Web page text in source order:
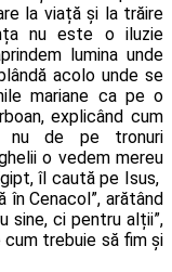
la viață și la trăire
nu este o iluzie
lumina unde
acolo unde se
mariane ca pe o
explicând cum
nu de pe tronuri
o vedem mereu
îl caută pe Isus,
în Cenacol”, arătând
sine, ci pentru alții”,
trebuie să fim și